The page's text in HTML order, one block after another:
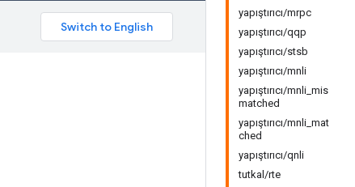
yapıştırıcı/mrpc
yapıştırıcı/qqp
yapıştırıcı/stsb
yapıştırıcı/mnli
yapıştırıcı/mnli_mis
matched
yapıştırıcı/mnli_mat
ched
yapıştırıcı/qnli
tutkal/rte